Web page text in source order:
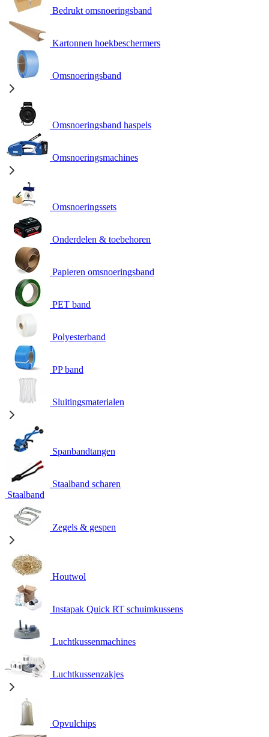
Bedrukt omsnoeringsband
Kartonnen hoekbeschermers
Omsnoeringsband
Omsnoeringsband haspels
Omsnoeringsmachines
Omsnoeringssets
Onderdelen & toebehoren
Papieren omsnoeringsband
PET band
Polyesterband
PP band
Sluitingsmaterialen
Spanbandtangen
Staalband scharen
Staalband
Zegels & gespen
Houtwol
Instapak Quick RT schuimkussens
Luchtkussenmachines
Luchtkussenzakjes
Opvulchips